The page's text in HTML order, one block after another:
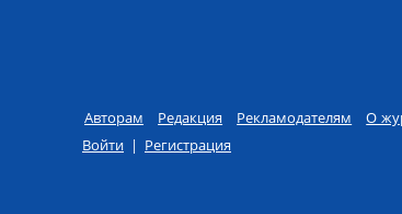
Авторам Редакция Рекламодателям
О
Войти | Регистрация